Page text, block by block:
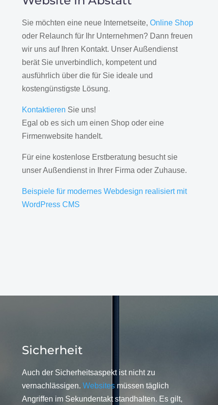
Sie möchten eine neue Internetseite, Online Shop
oder Relaunch für Ihr Unternehmen? Dann freuen
wir uns auf Ihren Kontakt. Unser Außendienst
berät Sie unverbindlich, kompetent und
ausführlich über die für Sie ideale und
kostengünstigste Lösung.
Kontaktieren Sie uns!
Egal ob es sich um einen Shop oder eine
Firmenwebsite handelt.
Für eine kostenlose Erstberatung besucht sie
unser Außendienst in Ihrer Firma oder Zuhause.
Beispiele für modernes Webdesign realisiert mit
WordPress CMS
Sicherheit
Auch der Sicherheitsaspekt ist nicht zu
vernachlässigen. Websitesmüssen täglich
Angriffen im Sekundentakt standhalten. Es gilt,